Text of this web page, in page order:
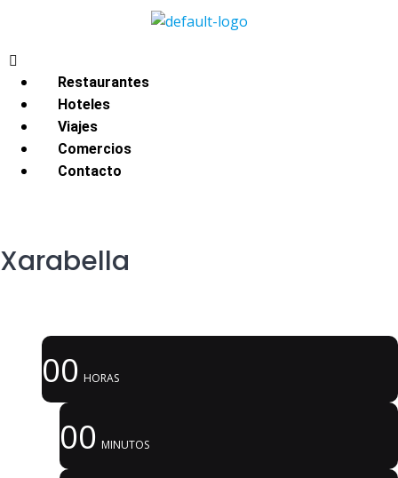
Restaurantes
Hoteles
Viajes
Comercios
Contacto
Xarabella
00 HORAS
00 MINUTOS